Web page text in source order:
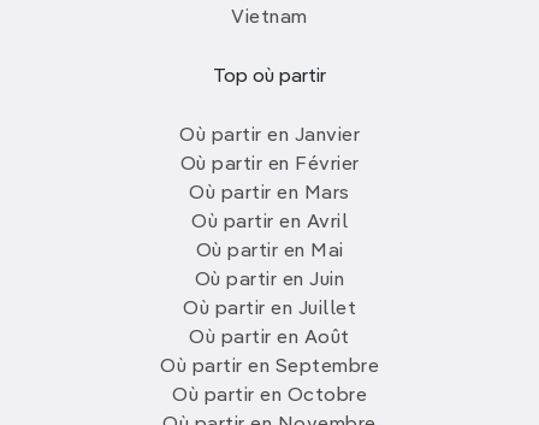
Vietnam
Top où partir
Où partir en Janvier
Où partir en Février
Où partir en Mars
Où partir en Avril
Où partir en Mai
Où partir en Juin
Où partir en Juillet
Où partir en Août
Où partir en Septembre
Où partir en Octobre